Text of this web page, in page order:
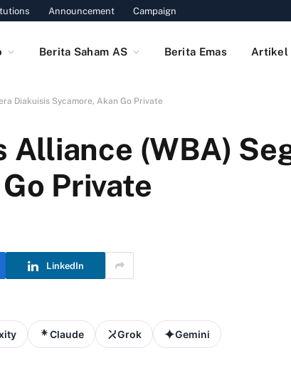
Announcement Campaign
Berita Saham AS Berita Emas Artikel
Diakuisis Sycamore, Akan Go Private
Alliance (WBA)
Private
LinkedIn
Claude Grok Gemini